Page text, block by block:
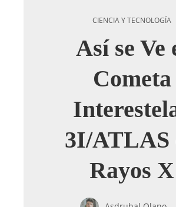
CIENCIA Y TECNOLOGÍA
Así se Ve
Cometa
3I/ATLAS
Rayos X